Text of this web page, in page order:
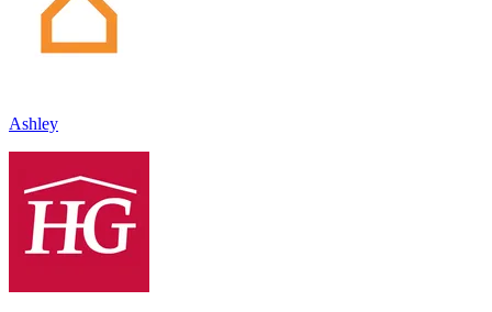
Ashley